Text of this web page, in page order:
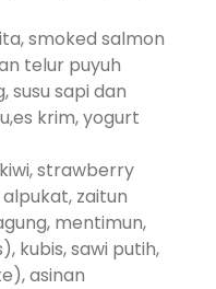
smoked salmon
telur puyuh
susu sapi dan
krim, yogurt
strawberry
zaitun
mentimun,
kubis, sawi putih,
asinan